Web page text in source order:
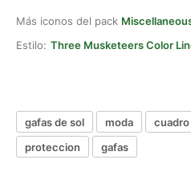
Más iconos del pack
Estilo: Three Musketeers Color
gafas de sol moda cuadro
proteccion
gafas